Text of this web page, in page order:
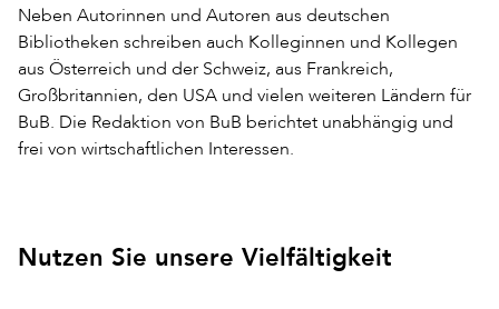
Neben Autorinnen und Autoren aus deutschen
Bibliotheken schreiben auch Kolleginnen und Kollegen
aus Österreich und der Schweiz, aus Frankreich,
Großbritannien, den USA und vielen weiteren Ländern für
BuB. Die Redaktion von BuB berichtet unabhängig und
frei von wirtschaftlichen Interessen.
Nutzen Sie unsere Vielfältigkeit